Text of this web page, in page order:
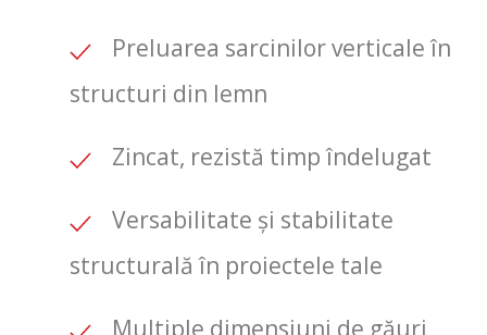
Preluarea sarcinilor verticale în
structuri din lemn
Zincat, rezistă timp îndelugat
Versabilitate și stabilitate
structurală în proiectele tale
Multiple dimensiuni de găuri